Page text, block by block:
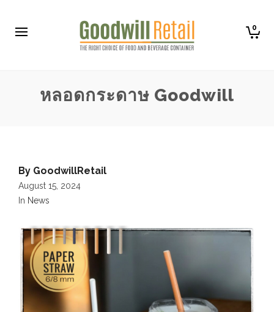
0
หลอดกระดาษ Goodwill
By GoodwillRetail
August 15, 2024
In News